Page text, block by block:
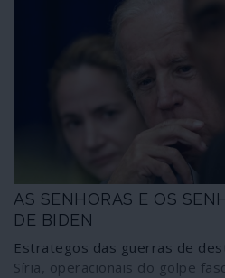
AS SENHORAS E OS
DE BIDEN
Estrategos das guerras de
Síria, operacionais do golpe